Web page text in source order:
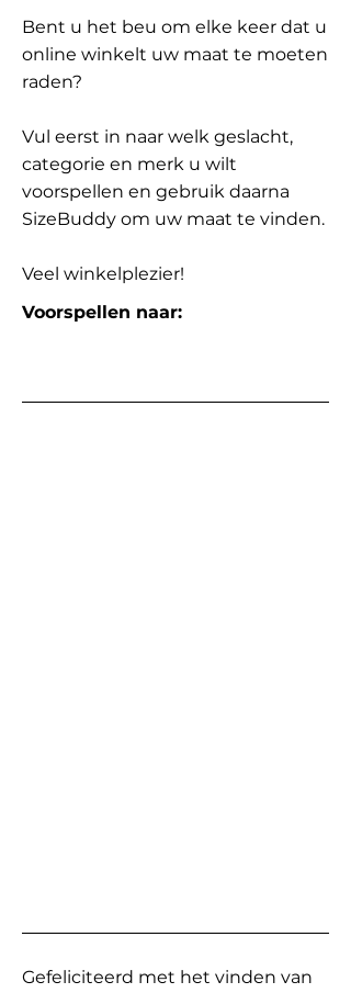
Bent u het beu om elke keer dat u
online winkelt uw maat te moeten
raden?
Vul eerst in naar welk geslacht,
categorie en merk u wilt
voorspellen en gebruik daarna
SizeBuddy om uw maat te vinden.
Veel winkelplezier!
Voorspellen naar:
Gefeliciteerd met het vinden van